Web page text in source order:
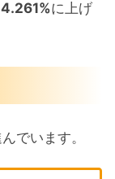
4.261%に上げ
でいます。